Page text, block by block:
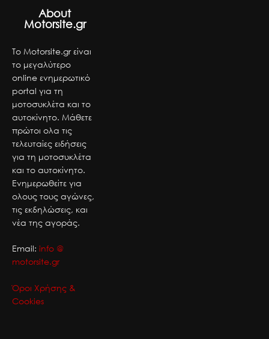
About
Motorsite.gr
Το Motorsite.gr είναι
το μεγαλύτερο
online ενημερωτικό
portal για τη
μοτοσυκλέτα και το
αυτοκίνητο. Μάθετε
πρώτοι ολα τις
τελευταίες ειδήσεις
για τη μοτοσυκλέτα
και το αυτοκίνητο.
Ενημερωθείτε για
ολους τους αγώνες,
τις εκδηλώσεις, και
νέα της αγοράς.
Email: info @
motorsite.gr
Όροι Χρήσης &
Cookies